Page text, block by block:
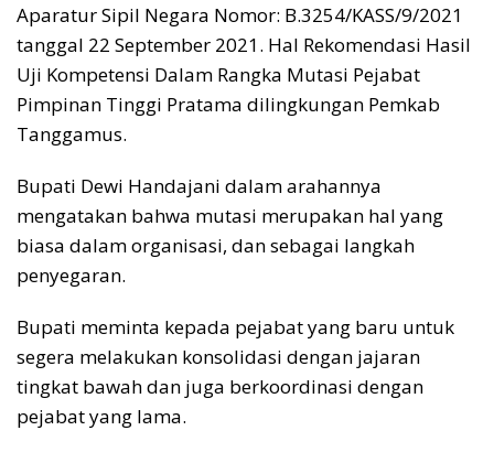
Aparatur Sipil Negara Nomor: B.3254/KASS/9/2021
tanggal 22 September 2021. Hal Rekomendasi Hasil
Uji Kompetensi Dalam Rangka Mutasi Pejabat
Pimpinan Tinggi Pratama dilingkungan Pemkab
Tanggamus.
Bupati Dewi Handajani dalam arahannya
mengatakan bahwa mutasi merupakan hal yang
biasa dalam organisasi, dan sebagai langkah
penyegaran.
Bupati meminta kepada pejabat yang baru untuk
segera melakukan konsolidasi dengan jajaran
tingkat bawah dan juga berkoordinasi dengan
pejabat yang lama.